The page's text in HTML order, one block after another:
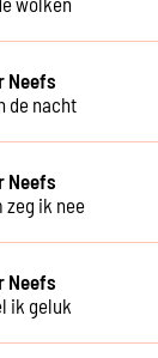
Neefs
de nacht
Neefs
zeg ik nee
Neefs
ik geluk